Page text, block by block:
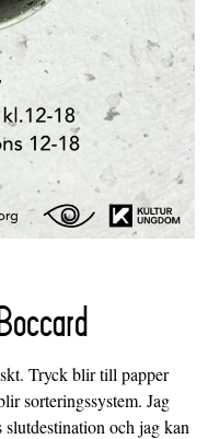
Tryck blir till papper
sorteringssystem. Jag
och jag kan